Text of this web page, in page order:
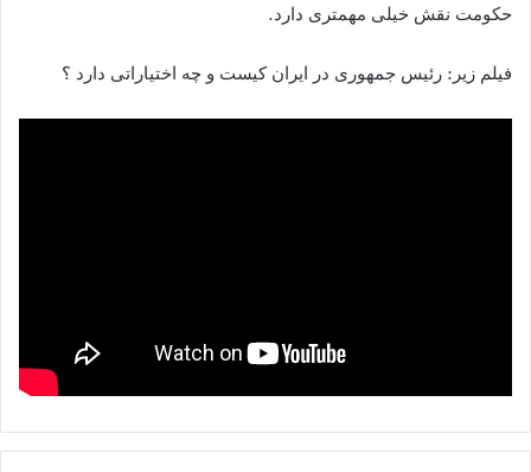
حکومت نقش خیلی مهمتری دارد.
فیلم زیر: رئیس جمهوری در ایران کیست و چه اختیاراتی دارد ؟